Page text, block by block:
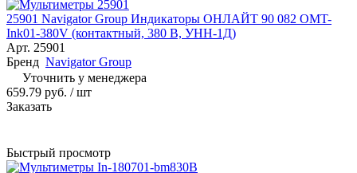
25901 Navigator Group Индикаторы ОНЛАЙТ 90 082 OMT-
Ink01-380V (контактный, 380 В, УНН-1Д)
Арт. 25901
Бренд Navigator Group
Уточнить у менеджера
659.79 руб. / шт
Заказать
Быстрый просмотр